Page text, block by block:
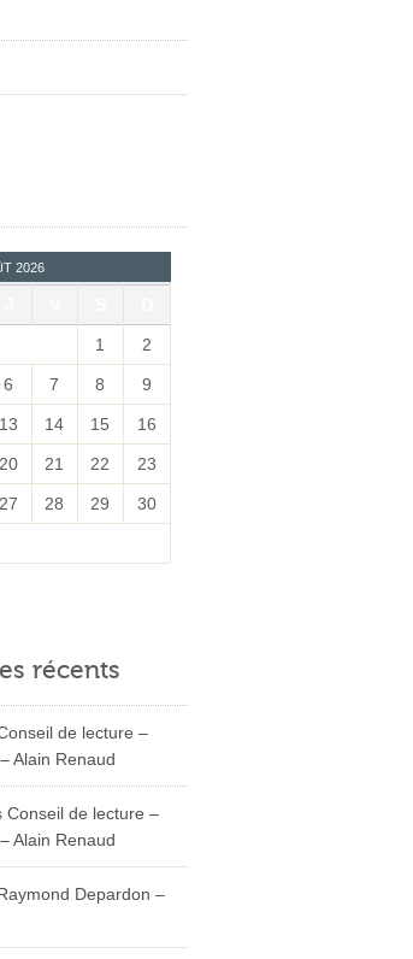
2026
1 2
6 7 8 9
13 14 15 16
20 21 22 23
27 28 29 30
récents
de lecture –
Alain Renaud
Conseil de lecture –
Alain Renaud
Depardon –